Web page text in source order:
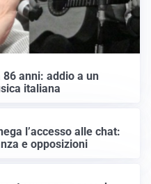
anni: addio a un
italiana
l’accesso alle chat:
e opposizioni